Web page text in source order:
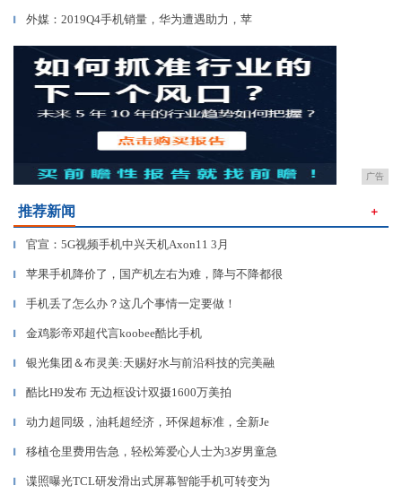
▎ 外媒：2019Q4手机销量，华为遭遇助力，苹
广告
推荐新闻 ＋
▎ 官宣：5G视频手机中兴天机Axon11 3月
▎ 苹果手机降价了，国产机左右为难，降与不降都很
▎ 手机丢了怎么办？这几个事情一定要做！
▎ 金鸡影帝邓超代言koobee酷比手机
▎ 银光集团＆布灵美:天赐好水与前沿科技的完美融
▎ 酷比H9发布 无边框设计双摄1600万美拍
▎ 动力超同级，油耗超经济，环保超标准，全新Je
▎ 移植仓里费用告急，轻松筹爱心人士为3岁男童急
▎ 谍照曝光TCL研发滑出式屏幕智能手机可转变为